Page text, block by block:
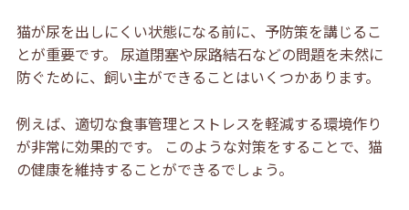
猫が尿を出しにくい状態になる前に、予防策を講じるこ
とが重要です。 尿道閉塞や尿路結石などの問題を未然に
防ぐために、飼い主ができることはいくつかあります。
例えば、適切な食事管理とストレスを軽減する環境作り
が非常に効果的です。 このような対策をすることで、猫
の健康を維持することができるでしょう。